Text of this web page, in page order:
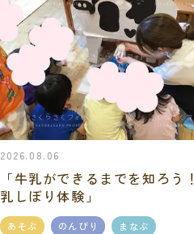
2026.08.06
「牛乳ができるまでを知ろう！
乳しぼり体験」
あそぶ のんびり まなぶ